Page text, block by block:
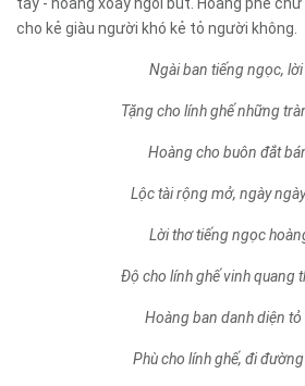
cho kẻ giàu người khó kẻ tỏ người không.
Ngài ban tiếng ngọc,
Tặng cho lính ghế những
Hoàng cho buôn đắt
Lộc tài rộng mở, ngày
Lời thơ tiếng ngọc
Độ cho lính ghế vinh quang
Hoàng ban danh diện
Phù cho lính ghế, đi